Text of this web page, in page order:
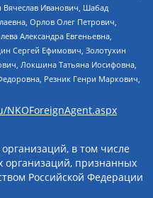
Иванович, Шабад
Орлов Олег Петрович,
Александра Евгеньевна,
Сергей Ефимович, Золотухин
Локшина Татьяна Иосифовна,
Резник Генри Маркович,
в том числе
признанных
Российской Федерации